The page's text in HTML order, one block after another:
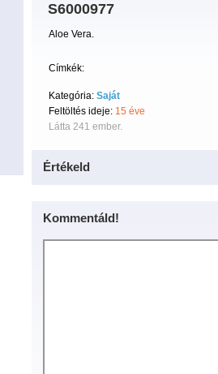
S6000977
Aloe Vera.
Címkék:
Kategória: Saját
Feltöltés ideje: 15 éve
Látta 241 ember.
Értékeld
Kommentáld!